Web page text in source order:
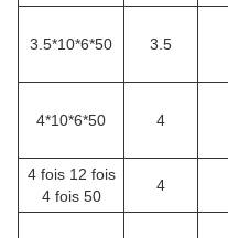
3.5*10*6*50 3.5
4*10*6*50 4
4 fois 12 fois
4 fois 50
4